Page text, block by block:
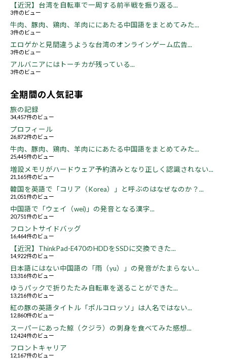
【近況】台湾を自転車で一周する前半戦を振り返る...
3件のビュー
牛肉、豚肉、鶏肉、羊肉ににあたる中国語をまとめてみた...
3件のビュー
エロゲかと見間違うような台湾のオンラインゲーム広告...
3件のビュー
アルバニアにはトーチカが残っている...
3件のビュー
全期間の人気記事
旅の記録
34,457件のビュー
プロフィール
26,872件のビュー
牛肉、豚肉、鶏肉、羊肉ににあたる中国語をまとめてみた...
25,445件のビュー
増設メモリがハードウェア予約済みとなり正しく認識されない...
21,165件のビュー
韓国を英語で「コリア（Korea）」と呼ぶのはなぜなのか？...
21,051件のビュー
中国語で「ウェイ（wei)」の発音となる漢字...
20,751件のビュー
フロントサイドバッグ
16,464件のビュー
【近況】ThinkPad-E470のHDDをSSDに交換できた...
14,922件のビュー
日本語にはない中国語の「雨（yu）」の発音がたまらない...
13,316件のビュー
ゆうパックで折りたたみ自転車を送ることができた...
13,216件のビュー
紅の豚の英語タイトル「ポルコロッソ」は人名ではない...
12,860件のビュー
スーパーにあった鯨（クジラ）の刺身を食べてみた感想...
12,424件のビュー
フロントキャリア
12,167件のビュー